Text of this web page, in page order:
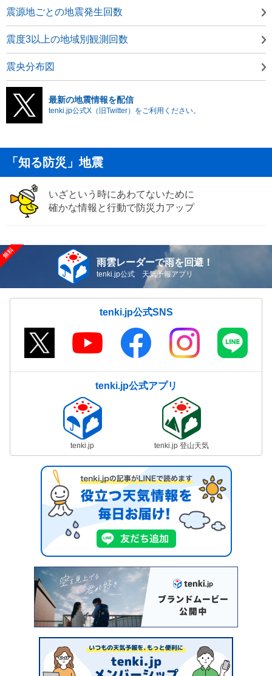
震源地ごとの地震発生回数
震度3以上の地域別観測回数
震央分布図
最新の地震情報を配信
tenki.jp公式X（旧Twitter）をご利用ください。
「知る防災」地震
いざという時にあわてないために
確かな情報と行動で防災力アップ
雨雲レーダーで雨を回避！
tenki.jp公式 天気予報アプリ
tenki.jp公式SNS
tenki.jp公式アプリ
tenki.jp tenki.jp 登山天気